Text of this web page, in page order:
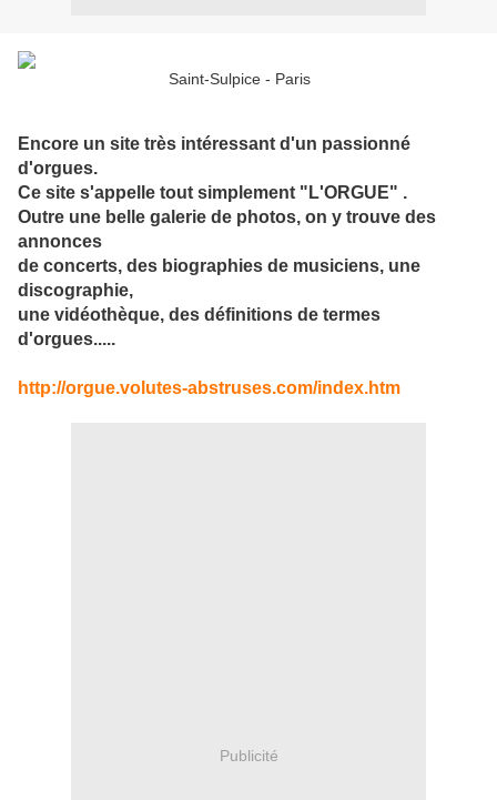
Saint-Sulpice - Paris
Encore un site très intéressant d'un passionné
d'orgues.
Ce site s'appelle tout simplement "L'ORGUE" .
Outre une belle galerie de photos, on y trouve des
annonces
de concerts, des biographies de musiciens, une
discographie,
une vidéothèque, des définitions de termes
d'orgues.....
http://orgue.volutes-abstruses.com/index.htm
Publicité